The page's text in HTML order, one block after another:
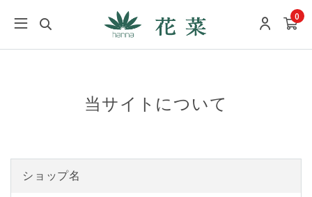
0
当サイトについて
ショップ名